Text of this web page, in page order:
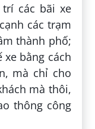
các bãi xe
các trạm
thành phố;
bằng cách
mà chỉ cho
mà thôi,
thông công